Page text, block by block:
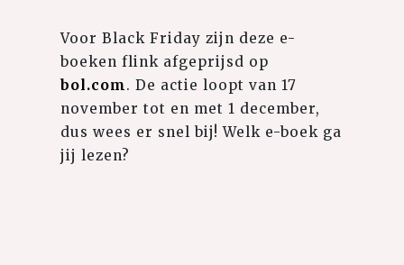
Voor Black Friday zijn deze e-
boeken flink afgeprijsd op
bol.com . De actie loopt van 17
november tot en met 1 december,
dus wees er snel bij! Welk e-boek ga
jij lezen?